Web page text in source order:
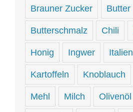
Brauner Zucker Butter
Butterschmalz Chili
Honig Ingwer Italien
Kartoffeln Knoblauch
Mehl Milch Olivenöl